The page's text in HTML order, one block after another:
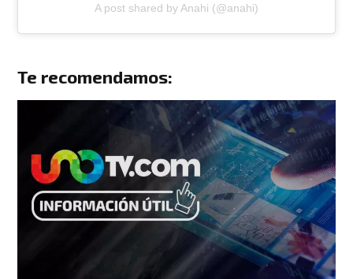
A post shared by Anahi (@anahi)
Te recomendamos: